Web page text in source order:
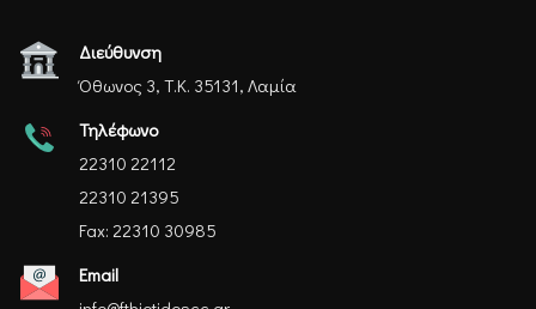
Διεύθυνση
Όθωνος 3, Τ.Κ. 35131, Λαμία
Τηλέφωνο
22310 22112
22310 21395
Fax: 22310 30985
Email